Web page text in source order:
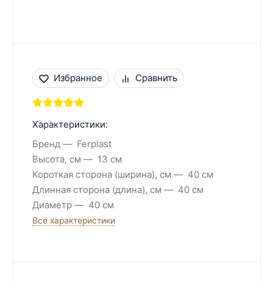
Избранное Сравнить
Характеристики:
Бренд
Ferplast
Высота, см
13 см
Короткая сторона (ширина), см
40 см
Длинная сторона (длина), см
40 см
Диаметр
40 см
Все характеристики